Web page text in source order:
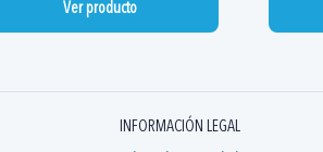
Ver producto
INFORMACIÓN LEGAL